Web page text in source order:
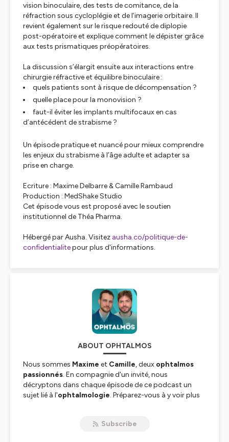
vision binoculaire, des tests de comitance, de la
réfraction sous cycloplégie et de l’imagerie orbitaire. Il
revient également sur le risque redouté de diplopie
post-opératoire et explique comment le dépister grâce
aux tests prismatiques préopératoires.
La discussion s’élargit ensuite aux interactions entre
chirurgie réfractive et équilibre binoculaire :
quels patients sont à risque de décompensation ?
quelle place pour la monovision ?
faut-il éviter les implants multifocaux en cas
d’antécédent de strabisme ?
Un épisode pratique et nuancé pour mieux comprendre
les enjeux du strabisme à l’âge adulte et adapter sa
prise en charge.
Ecriture : Maxime Delbarre & Camille Rambaud
Production : MedShake Studio
Cet épisode vous est proposé avec le soutien
institutionnel de Théa Pharma.
Hébergé par Ausha. Visitez ausha.co/politique-de-
confidentialitepour plus d'informations.
ABOUT OPHTALMOS
Nous sommes Maxime et Camille, deux ophtalmos
passionnés. En compagnie d'un invité, nous
décryptons dans chaque épisode de ce podcast un
sujet lié à l'ophtalmologie. Préparez-vous à y voir plus
Maxime Delbarre&Camille Rambaud
Subscribe